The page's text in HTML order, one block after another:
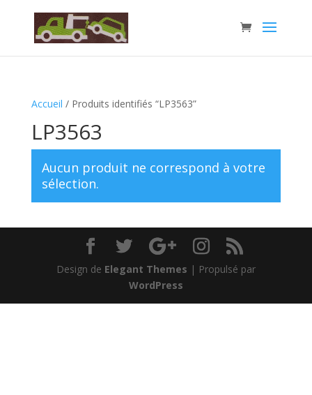
Accueil / Produits identifiés “LP3563”
LP3563
Aucun produit ne correspond à votre
sélection.
Design de Elegant Themes | Propulsé par
WordPress